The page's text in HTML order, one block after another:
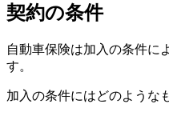
契約の条件
自動車保険は加入の条件に
す。
加入の条件にはどのような